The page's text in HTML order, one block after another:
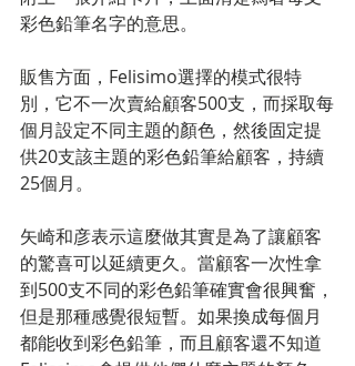
彩色鉛筆名字的意思。
販售方面，Felisimo選擇的模式很特
別，它不一次賣給顧客500支，而採取每
個月設定不同主題的顏色，然後固定提
供20支該主題的彩色鉛筆給顧客，持續
25個月。
矢崎和彦表示這麼做其實是為了讓顧客
的驚喜可以延續更久。當顧客一次性拿
到500支不同的彩色鉛筆確實會很興奮，
但是那種感覺很短暫。如果換成每個月
都能收到彩色鉛筆，而且顧客還不知道